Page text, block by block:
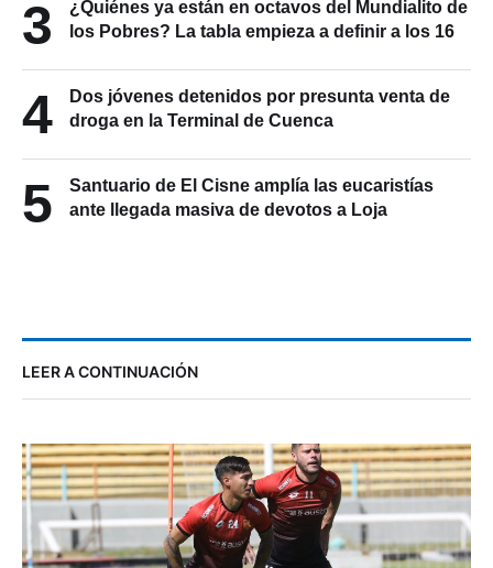
3
¿Quiénes ya están en octavos del Mundialito de
los Pobres? La tabla empieza a definir a los 16
4
Dos jóvenes detenidos por presunta venta de
droga en la Terminal de Cuenca
5
Santuario de El Cisne amplía las eucaristías
ante llegada masiva de devotos a Loja
LEER A CONTINUACIÓN